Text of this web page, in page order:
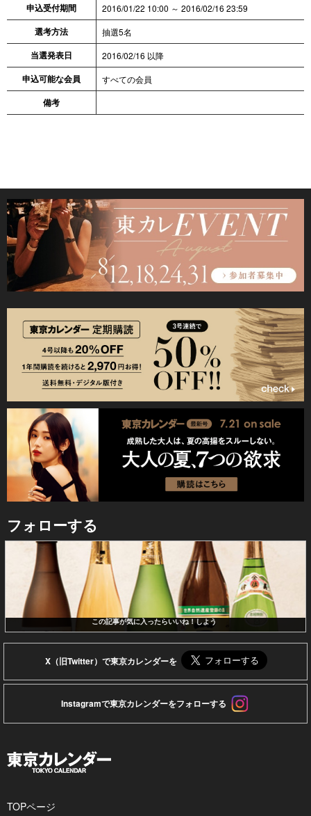
申込受付期間 2016/01/22 10:00 ～ 2016/02/16 23:59
選考方法 抽選5名
当選発表日 2016/02/16 以降
申込可能な会員 すべての会員
備考
フォローする
この記事が気に入ったらいいね！しよう
X（旧Twitter）で東京カレンダーを
Instagramで東京カレンダーをフォローする
TOPページ